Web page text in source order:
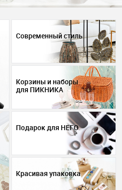
Современный стиль
Корзины и наборы
для ПИКНИКА
Подарок для НЕГО
Красивая упаковка